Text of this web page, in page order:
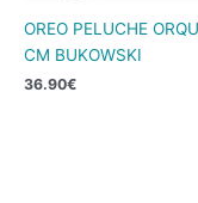
OREO PELUCHE
CM BUKOWSKI
36.90€